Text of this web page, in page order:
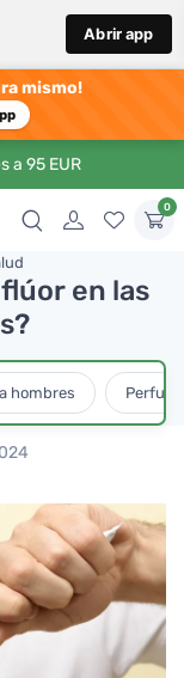
Abrir app
mismo!
a 95 EUR
0
en las
hombres